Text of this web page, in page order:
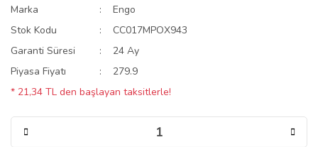
Marka
Engo
Stok Kodu
CC017MPOX943
Garanti Süresi
24 Ay
Piyasa Fiyatı
279.9
* 21,34 TL den başlayan taksitlerle!